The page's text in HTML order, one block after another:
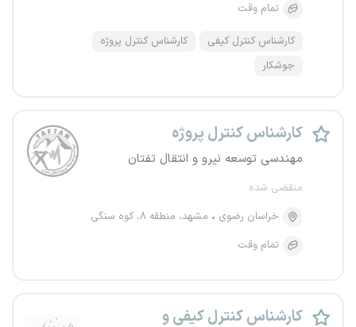
تمام وقت
کارشناس کنترل کیفی
کارشناس کنترل پروژه
جوشکار
کارشناس کنترل پروژه
مهندسی توسعه نیرو و انتقال تفتان
منقضی شده
خراسان رضوی
مشهد، منطقه ۸، کوه سنگی
تمام وقت
کارشناس کنترل کیفی و